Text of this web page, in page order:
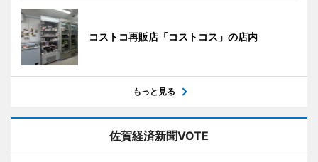
コストコ再販店「コストコス」の店内
もっと見る
佐賀経済新聞VOTE